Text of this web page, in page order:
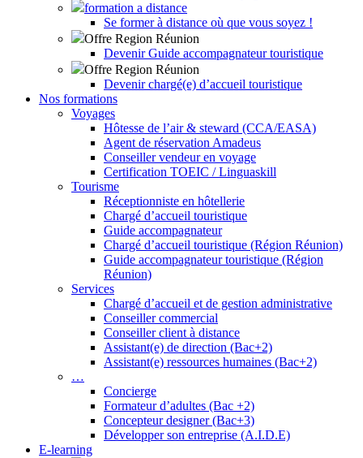
formation a distance
Se former à distance où que vous soyez !
Offre Region Réunion
Devenir Guide accompagnateur touristique
Offre Region Réunion
Devenir chargé(e) d’accueil touristique
Nos formations
Voyages
Hôtesse de l’air & steward (CCA/EASA)
Agent de réservation Amadeus
Conseiller vendeur en voyage
Certification TOEIC / Linguaskill
Tourisme
Réceptionniste en hôtellerie
Chargé d’accueil touristique
Guide accompagnateur
Chargé d’accueil touristique (Région Réunion)
Guide accompagnateur touristique (Région
Réunion)
Services
Chargé d’accueil et de gestion administrative
Conseiller commercial
Conseiller client à distance
Assistant(e) de direction (Bac+2)
Assistant(e) ressources humaines (Bac+2)
…
Concierge
Formateur d’adultes (Bac +2)
Concepteur designer (Bac+3)
Développer son entreprise (A.I.D.E)
E-learning